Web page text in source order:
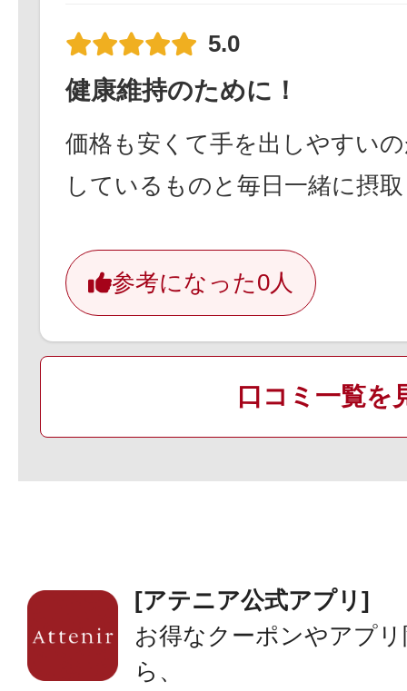
5.0
健康維持のために！
価格も安くて手を出しやすい
しているものと毎日一緒に摂
参考になった0人
口コミ一覧を
[アテニア公式アプリ]
お得なクーポンやアプ
ら、